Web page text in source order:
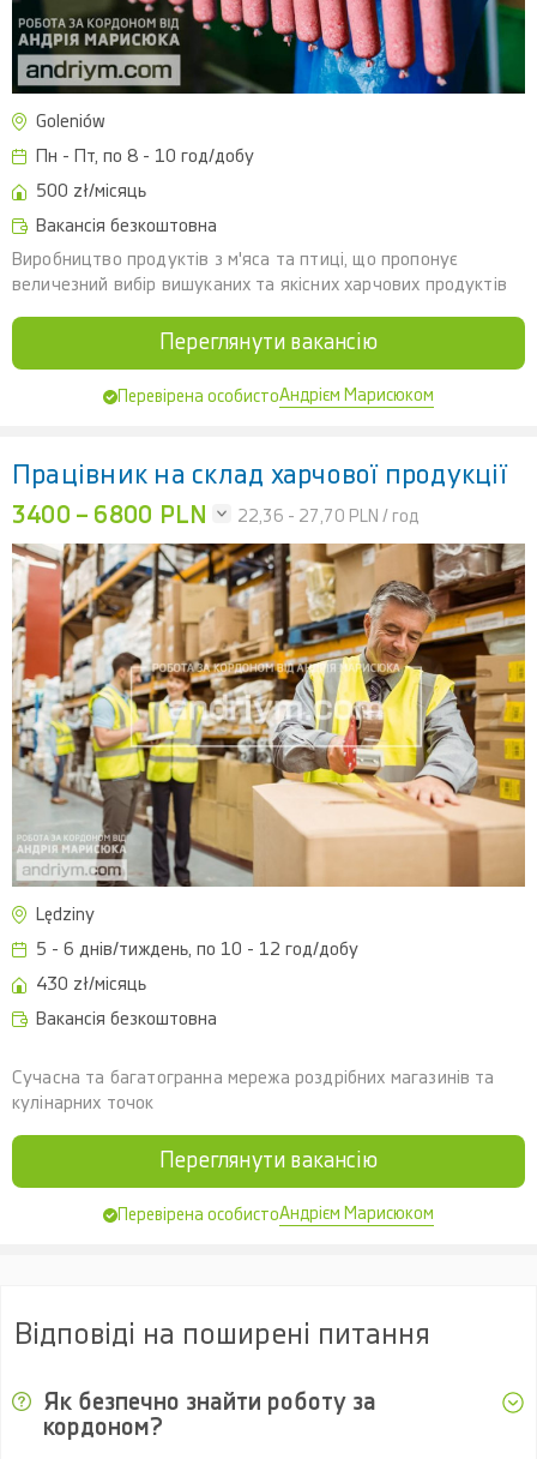
Goleniów
Пн - Пт, по 8 - 10 год/добу
500 zł/місяць
Вакансія безкоштовна
Виробництво продуктів з м'яса та птиці, що пропонує
величезний вибір вишуканих та якісних харчових продуктів
Переглянути вакансію
Перевірена особистоАндрієм Марисюком
Працівник на склад харчової продукції
3400 – 6800 PLN 22,36 - 27,70 PLN / год
Lędziny
5 - 6 днів/тиждень, по 10 - 12 год/добу
430 zł/місяць
Вакансія безкоштовна
Сучасна та багатогранна мережа роздрібних магазинів та
кулінарних точок
Переглянути вакансію
Перевірена особистоАндрієм Марисюком
Відповіді на поширені питання
Як безпечно знайти роботу за
кордоном?